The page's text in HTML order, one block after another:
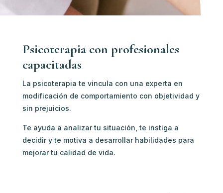
Psicoterapia con profesionales
capacitadas
La psicoterapia te vincula con una experta en
modificación de comportamiento con objetividad y
sin prejuicios.
Te ayuda a analizar tu situación, te instiga a
decidir y te motiva a desarrollar habilidades para
mejorar tu calidad de vida.